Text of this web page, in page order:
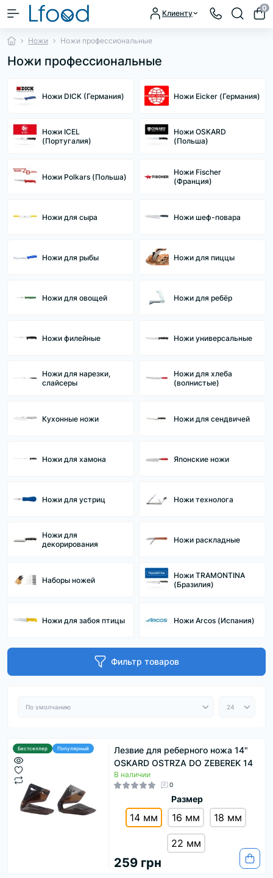
Клиенту
0
Ножи Ножи профессиональные
Ножи профессиональные
Ножи DICK (Германия) Ножи Eicker (Германия)
Ножи ICEL
(Португалия)
Ножи OSKARD
(Польша)
Ножи Polkars (Польша)
Ножи Fischer
(Франция)
Ножи для сыра Ножи шеф-повара
Ножи для рыбы Ножи для пиццы
Ножи для овощей Ножи для ребёр
Ножи филейные Ножи универсальные
Ножи для нарезки,
слайсеры
Ножи для хлеба
(волнистые)
Кухонные ножи Ножи для сендвичей
Ножи для хамона Японские ножи
Ножи для устриц Ножи технолога
Ножи для
декорирования
Ножи раскладные
Наборы ножей
Ножи TRAMONTINA
(Бразилия)
Ножи для забоя птицы Ножи Arcos (Испания)
Фильтр товаров
Бестселлер Популярный
Лезвие для реберного ножа 14"
OSKARD OSTRZA DO ZEBEREK 14
В наличии
0
Размер
14 мм 16 мм 18 мм
22 мм
259 грн